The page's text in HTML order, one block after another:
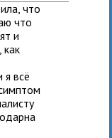
что
что
и
как
я всё